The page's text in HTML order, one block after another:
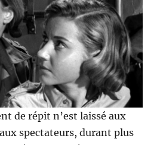
de répit n’est laissé aux
spectateurs, durant plus